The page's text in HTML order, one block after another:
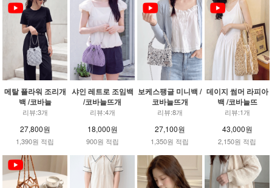
메탈 플라워 조리개
백 /코바늘
리뷰:3개
27,800원
1,390원 적립
샤인 레트로 조임백
/코바늘뜨개
리뷰:4개
18,000원
900원 적립
보케스팽글 미니백 /
코바늘뜨개
리뷰:8개
27,100원
1,350원 적립
데이지 썸머 라피아
백 /코바늘뜨
리뷰:1개
43,000원
2,150원 적립